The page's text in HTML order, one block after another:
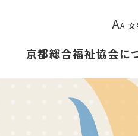
AA
京都総合福祉協会に